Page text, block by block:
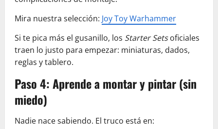
Mira nuestra selección: Joy Toy Warhammer
Si te pica más el gusanillo, los Starter Setsoficiales
traen lo justo para empezar: miniaturas, dados,
reglas y tablero.
Paso 4: Aprende a montar y pintar (sin
miedo)
Nadie nace sabiendo. El truco está en: